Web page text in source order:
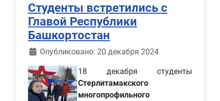
Студенты встретились с
Главой Республики
Башкортостан
Информация о материале
Опубликовано: 20 декабря 2024
18 декабря студенты
Стерлитамакского
многопрофильного